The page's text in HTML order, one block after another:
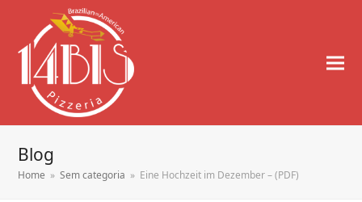
Blog
Home » Sem categoria » Eine Hochzeit im Dezember – (PDF)